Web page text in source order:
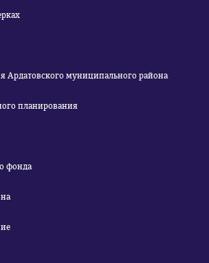
Ардатовского муниципального района
планирования
фонда